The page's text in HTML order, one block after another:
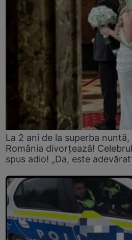
La 2 ani de la superba
România divorțează!
spus adio! „Da, este